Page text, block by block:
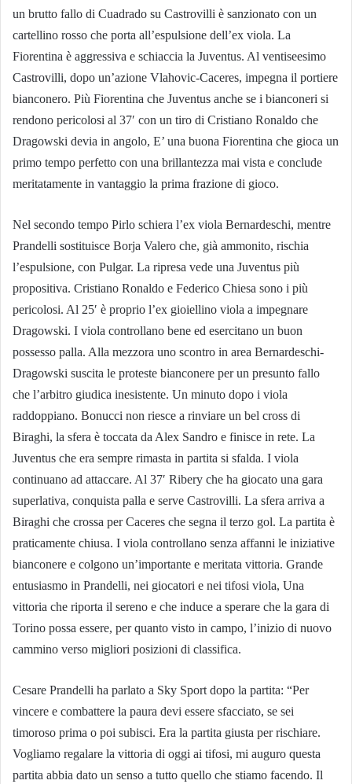
un brutto fallo di Cuadrado su Castrovilli è sanzionato con un
cartellino rosso che porta all’espulsione dell’ex viola. La
Fiorentina è aggressiva e schiaccia la Juventus. Al ventiseesimo
Castrovilli, dopo un’azione Vlahovic-Caceres, impegna il portiere
bianconero. Più Fiorentina che Juventus anche se i bianconeri si
rendono pericolosi al 37′ con un tiro di Cristiano Ronaldo che
Dragowski devia in angolo, E’ una buona Fiorentina che gioca un
primo tempo perfetto con una brillantezza mai vista e conclude
meritatamente in vantaggio la prima frazione di gioco.
Nel secondo tempo Pirlo schiera l’ex viola Bernardeschi, mentre
Prandelli sostituisce Borja Valero che, già ammonito, rischia
l’espulsione, con Pulgar. La ripresa vede una Juventus più
propositiva. Cristiano Ronaldo e Federico Chiesa sono i più
pericolosi. Al 25′ è proprio l’ex gioiellino viola a impegnare
Dragowski. I viola controllano bene ed esercitano un buon
possesso palla. Alla mezzora uno scontro in area Bernardeschi-
Dragowski suscita le proteste bianconere per un presunto fallo
che l’arbitro giudica inesistente. Un minuto dopo i viola
raddoppiano. Bonucci non riesce a rinviare un bel cross di
Biraghi, la sfera è toccata da Alex Sandro e finisce in rete. La
Juventus che era sempre rimasta in partita si sfalda. I viola
continuano ad attaccare. Al 37′ Ribery che ha giocato una gara
superlativa, conquista palla e serve Castrovilli. La sfera arriva a
Biraghi che crossa per Caceres che segna il terzo gol. La partita è
praticamente chiusa. I viola controllano senza affanni le iniziative
bianconere e colgono un’importante e meritata vittoria. Grande
entusiasmo in Prandelli, nei giocatori e nei tifosi viola, Una
vittoria che riporta il sereno e che induce a sperare che la gara di
Torino possa essere, per quanto visto in campo, l’inizio di nuovo
cammino verso migliori posizioni di classifica.
Cesare Prandelli ha parlato a Sky Sport dopo la partita: “Per
vincere e combattere la paura devi essere sfacciato, se sei
timoroso prima o poi subisci. Era la partita giusta per rischiare.
Vogliamo regalare la vittoria di oggi ai tifosi, mi auguro questa
partita abbia dato un senso a tutto quello che stiamo facendo. Il